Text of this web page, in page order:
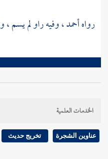
رواهأحمد، وفيه راو لم يسم
الخدمات العلمية
عناوين الشجرة تخريج حديث